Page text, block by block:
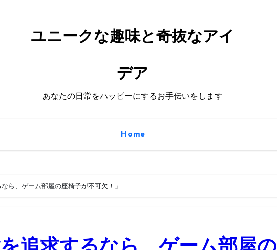
ユニークな趣味と奇抜なアイ
デア
あなたの日常をハッピーにするお手伝いをします
Home
ら、ゲーム部屋の座椅子が不可欠！」